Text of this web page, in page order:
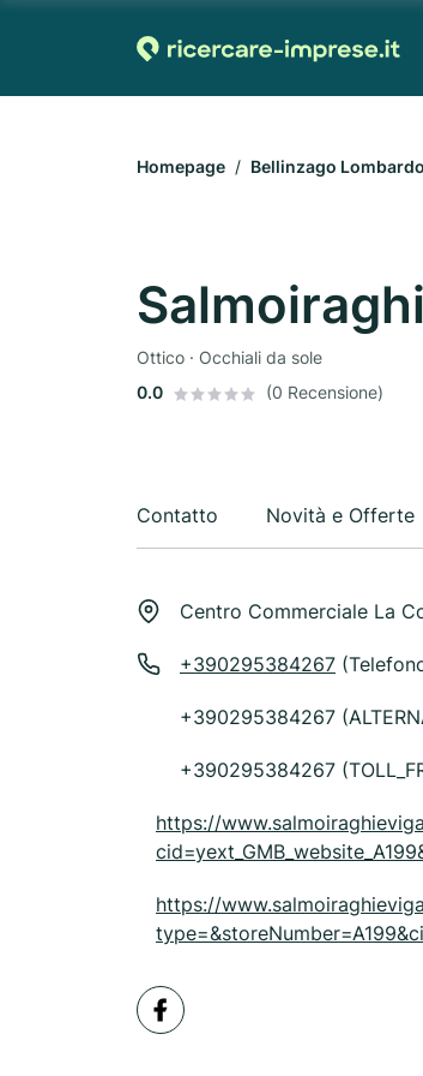
Homepage Bellinzago Lombardo
Ottico · Occhiali da sole
0.0
(0 Recensione)
Contatto Novità e Offerte
Centro Commerciale La
+390295384267
+390295384267
+390295384267
https://
https://